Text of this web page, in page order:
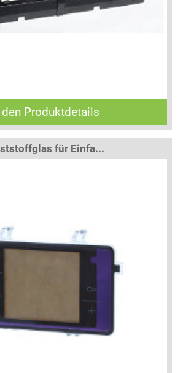
den Produktdetails
für Einfa...